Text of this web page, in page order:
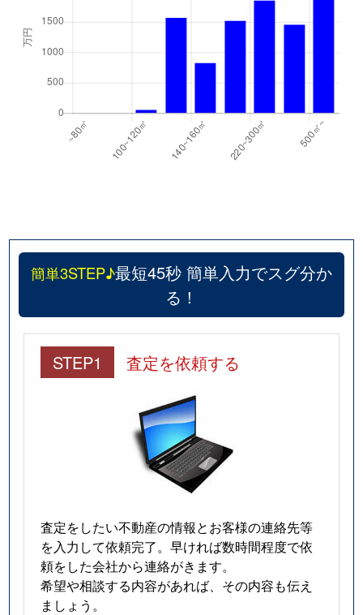
簡単3STEP♪最短45秒 簡単入力でスグ分か
る！
STEP1 査定を依頼する
査定をしたい不動産の情報とお客様の連絡先等
を入力して依頼完了。早ければ数時間程度で依
頼をした会社から連絡がきます。
希望や相談する内容があれば、その内容も伝え
ましょう。